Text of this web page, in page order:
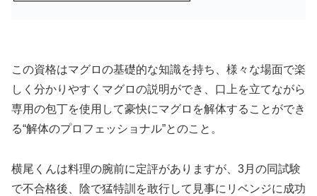
この資格はマグロの基礎的な知識を持ち、様々な場面で楽
しく分かりやすくマグロの説明ができ、口上を立てながら
専用の包丁を使用して豪快にマグロを解体することができ
る“解体のプロフェッショナル”とのこと。
横尾くんは料理の腕前に定評がありますが、3月の同試験
で不合格後、陰で猛特訓を敢行して見事にリベンジに成功